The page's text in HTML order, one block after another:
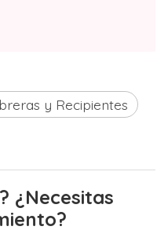
y Recipientes
¿Necesitas